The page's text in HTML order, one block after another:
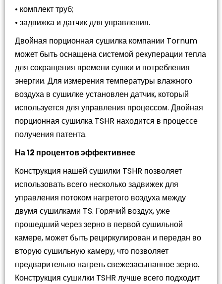
• комплект труб;
• задвижка и датчик для управления.
Двойная порционная сушилка компании Tornum
может быть оснащена системой рекуперации тепла
для сокращения времени сушки и потребления
энергии. Для измерения температуры влажного
воздуха в сушилке установлен датчик, который
используется для управления процессом. Двойная
порционная сушилка TSHR находится в процессе
получения патента.
На 12 процентов эффективнее
Конструкция нашей сушилки TSHR позволяет
использовать всего несколько задвижек для
управления потоком нагретого воздуха между
двумя сушилками TS. Горячий воздух, уже
прошедший через зерно в первой сушильной
камере, может быть рециркулирован и передан во
вторую сушильную камеру, что позволяет
предварительно нагреть свежезасыпанное зерно.
Конструкция сушилки TSHR лучше всего подходит